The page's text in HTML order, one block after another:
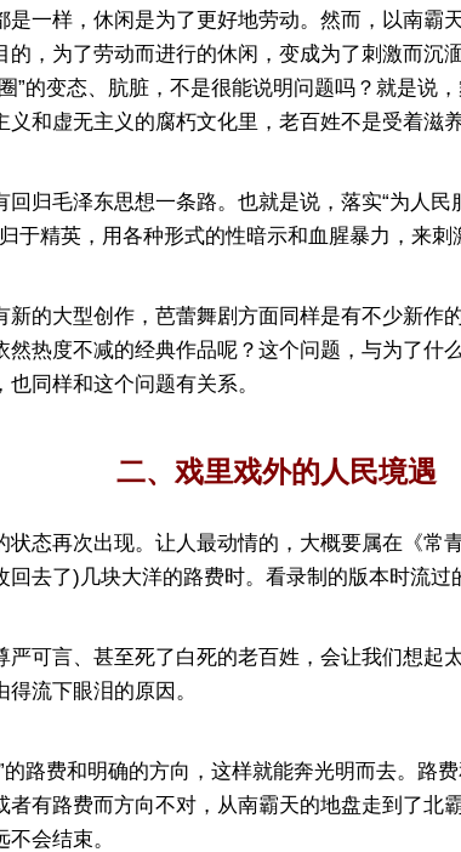
样，休闲是为了更好地劳动。然而，以南霸
，为了劳动而进行的休闲，变成为了刺激而
”的变态、肮脏，不是很能说明问题吗？就是说
和虚无主义的腐朽文化里，老百姓不是受着滋
毛泽东思想一条路。也就是说，落实“为人民
精英，用各种形式的性暗示和血腥暴力，来刺
大型创作，芭蕾舞剧方面同样是有不少新作
热度不减的经典作品呢？这个问题，与为了
同样和这个问题有关系。
二、戏里戏外的人民境遇
再次出现。让人最动情的，大概要属在《常
去了)几块大洋的路费时。看录制的版本时流过
言、甚至死了白死的老百姓，会让我们想起
流下眼泪的原因。
费和明确的方向，这样就能奔光明而去。路
有路费而方向不对，从南霸天的地盘走到了
会结束。